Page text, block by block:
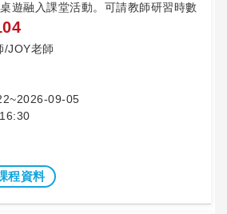
遊融入課堂活動。可請教師研習時數
/JOY老師
09-05
程資料